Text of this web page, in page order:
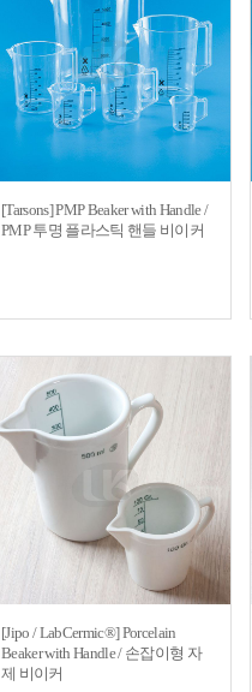
[Tarsons] PMP Beaker with Handle /
PMP 투명 플라스틱 핸들 비이커
[Jipo / LabCermic®] Porcelain
Beaker with Handle / 손잡이형 자
제 비이커